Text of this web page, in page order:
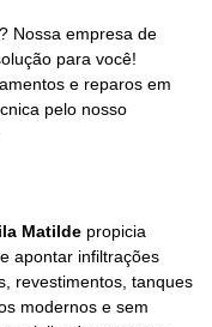
Nossa empresa de
para você!
e reparos em
pelo nosso
Matilde propicia
apontar infiltrações
revestimentos, tanques
modernos e sem